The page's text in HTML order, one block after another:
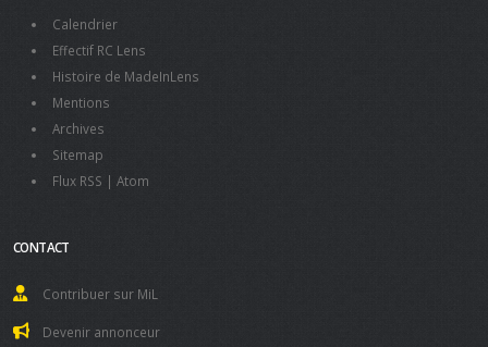
Calendrier
Effectif RC Lens
Histoire de MadeInLens
Mentions
Archives
Sitemap
Flux RSS | Atom
CONTACT
Contribuer sur MiL
Devenir annonceur